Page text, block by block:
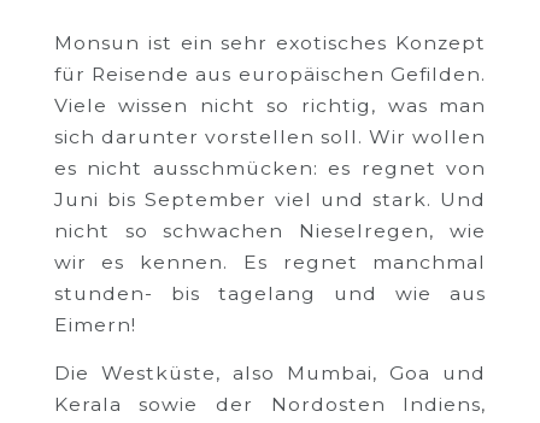
Monsun ist ein sehr exotisches Konzept
für Reisende aus europäischen Gefilden.
Viele wissen nicht so richtig, was man
sich darunter vorstellen soll. Wir wollen
es nicht ausschmücken: es regnet von
Juni bis September viel und stark. Und
nicht so schwachen Nieselregen, wie
wir es kennen. Es regnet manchmal
stunden- bis tagelang und wie aus
Eimern!
Die Westküste, also Mumbai, Goa und
Kerala sowie der Nordosten Indiens,